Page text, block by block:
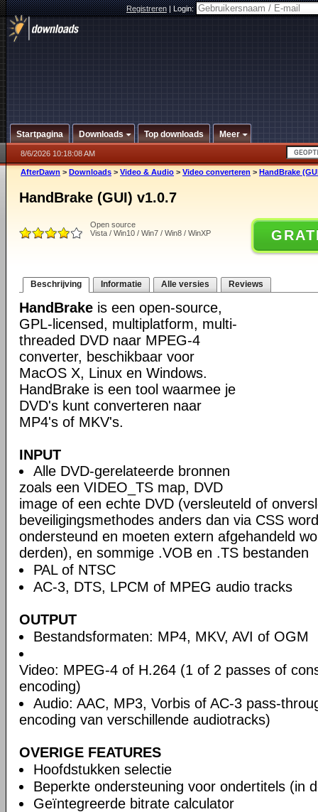
Registreren|Login:
Startpagina Downloads Top downloads Meer
8/6/2026 10:18:08 AM
AfterDawn > Downloads > Video & Audio > Video converteren > HandBrake
HandBrake (GUI) v1.0.7
Open source
Vista / Win10 / Win7 / Win8 / WinXP
Beschrijving Informatie Alle versies Reviews
HandBrake is een open-source,
GPL-licensed, multiplatform, multi-
threaded DVD naar MPEG-4
converter, beschikbaar voor
MacOS X, Linux en Windows.
HandBrake is een tool waarmee je
DVD's kunt converteren naar
MP4's of MKV's.
INPUT
Alle DVD-gerelateerde bronnen
zoals een VIDEO_TS map, DVD
image of een echte DVD (versleuteld of
beveiligingsmethodes anders dan via CSS
ondersteund en moeten extern afgehandeld
derden), en sommige .VOB en .TS bestanden
PAL of NTSC
AC-3, DTS, LPCM of MPEG audio tracks
OUTPUT
Bestandsformaten: MP4, MKV, AVI of OGM
Video: MPEG-4 of H.264 (1 of 2 passes of
encoding)
Audio: AAC, MP3, Vorbis of AC-3 pass-
encoding van verschillende audiotracks)
OVERIGE FEATURES
Hoofdstukken selectie
Beperkte ondersteuning voor ondertitels (in
Geïntegreerde bitrate calculator